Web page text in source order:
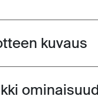
Toggle overview
kuvaus
Toggle